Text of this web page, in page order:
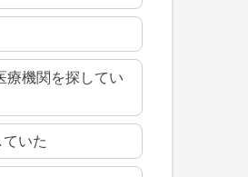
療機関を探してい
いた